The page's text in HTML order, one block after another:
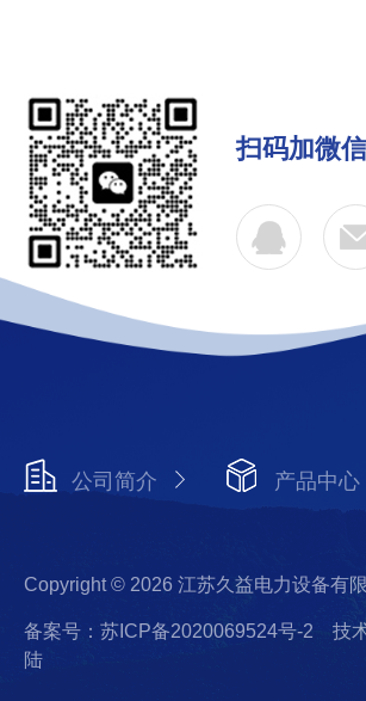
扫码加微信
公司简介 产品中心
Copyright © 2026 江苏久益电力设备有
备案号：苏ICP备2020069524号-2
技
陆